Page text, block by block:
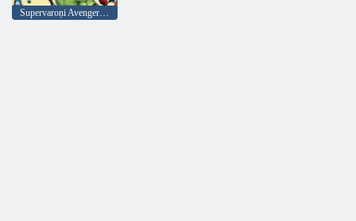
Supervaroņi Avengers Hydra Dash